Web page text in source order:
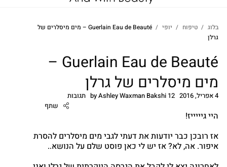
בלוג טיפוח יופי
Guerlain Eau de Beauté – מים מיסלרים של
גרלן
Guerlain Eau de Beauté –
מים מיסלרים של גרלן
4 אפריל, 2016 byAshley Waxman Bakshi 12 תגובות
שתף
היי גיייייז!
אז רובכן כבר יודעות את דעתי לגבי מים מיסלרים להסרת
איפור. אה, לא? אז יש לי כאן פוסט שלם על הנושא..